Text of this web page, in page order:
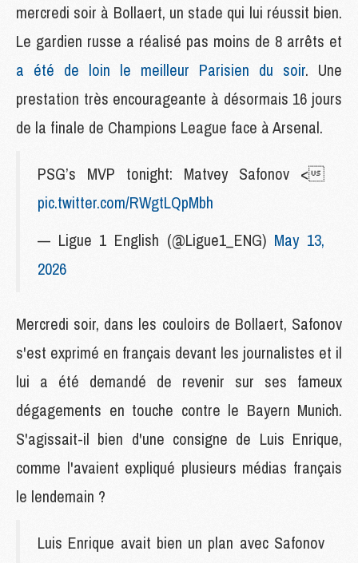
mercredi soir à Bollaert, un stade qui lui réussit bien.
Le gardien russe a réalisé pas moins de 8 arrêts et
a été de loin le meilleur Parisien du soir. Une
prestation très encourageante à désormais 16 jours
de la finale de Champions League face à Arsenal.
PSG’s MVP tonight: Matvey Safonov <
pic.twitter.com/RWgtLQpMbh
— Ligue 1 English (@Ligue1_ENG) May 13,
2026
Mercredi soir, dans les couloirs de Bollaert, Safonov
s'est exprimé en français devant les journalistes et il
lui a été demandé de revenir sur ses fameux
dégagements en touche contre le Bayern Munich.
S'agissait-il bien d'une consigne de Luis Enrique,
comme l'avaient expliqué plusieurs médias français
le lendemain ?
Luis Enrique avait bien un plan avec Safonov